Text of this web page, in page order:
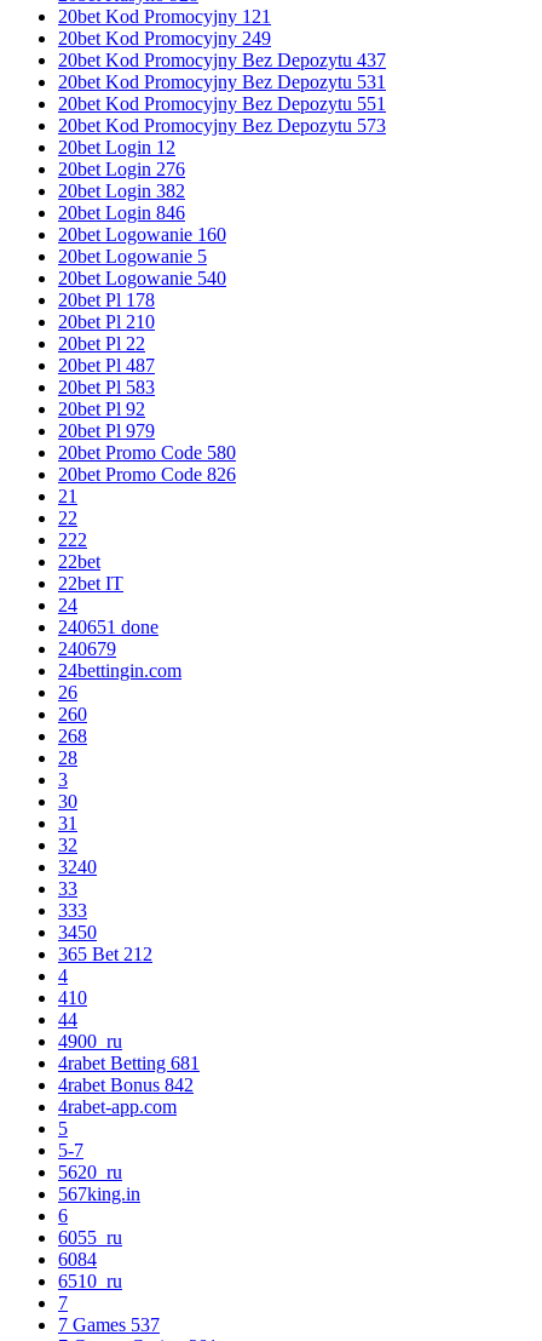
20bet Kod Promocyjny 121
20bet Kod Promocyjny 249
20bet Kod Promocyjny Bez Depozytu 437
20bet Kod Promocyjny Bez Depozytu 531
20bet Kod Promocyjny Bez Depozytu 551
20bet Kod Promocyjny Bez Depozytu 573
20bet Login 12
20bet Login 276
20bet Login 382
20bet Login 846
20bet Logowanie 160
20bet Logowanie 5
20bet Logowanie 540
20bet Pl 178
20bet Pl 210
20bet Pl 22
20bet Pl 487
20bet Pl 583
20bet Pl 92
20bet Pl 979
20bet Promo Code 580
20bet Promo Code 826
21
22
222
22bet
22bet IT
24
240651 done
240679
24bettingin.com
26
260
268
28
3
30
31
32
3240
33
333
3450
365 Bet 212
4
410
44
4900_ru
4rabet Betting 681
4rabet Bonus 842
4rabet-app.com
5
5-7
5620_ru
567king.in
6
6055_ru
6084
6510_ru
7
7 Games 537